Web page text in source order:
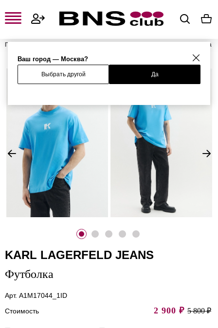
Ваш город — Москва?
Выбрать другой Да
Главная
Мужская одежда
%
KARL LAGERFELD JEANS
Футболка
Арт. A1M17044_1ID
Стоимость
2 900 ₽ 5 800 ₽